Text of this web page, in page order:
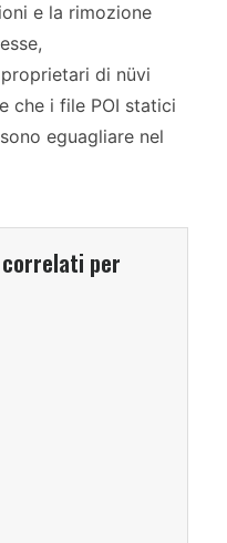
e la rimozione
di nüvi
che i file POI statici
eguagliare nel
correlati per